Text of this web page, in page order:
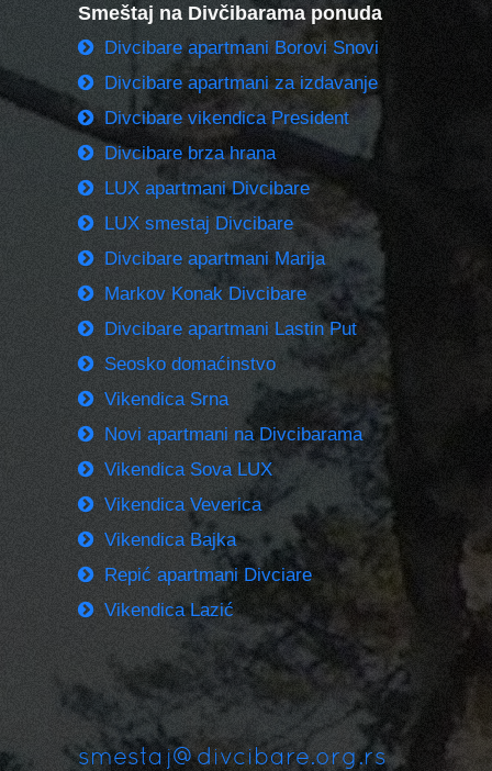
Smeštaj na Divčibarama ponuda
Divcibare apartmani Borovi Snovi
Divcibare apartmani za izdavanje
Divcibare vikendica President
Divcibare brza hrana
LUX apartmani Divcibare
LUX smestaj Divcibare
Divcibare apartmani Marija
Markov Konak Divcibare
Divcibare apartmani Lastin Put
Seosko domaćinstvo
Vikendica Srna
Novi apartmani na Divcibarama
Vikendica Sova LUX
Vikendica Veverica
Vikendica Bajka
Repić apartmani Divciare
Vikendica Lazić
smestaj@divcibare.org.rs